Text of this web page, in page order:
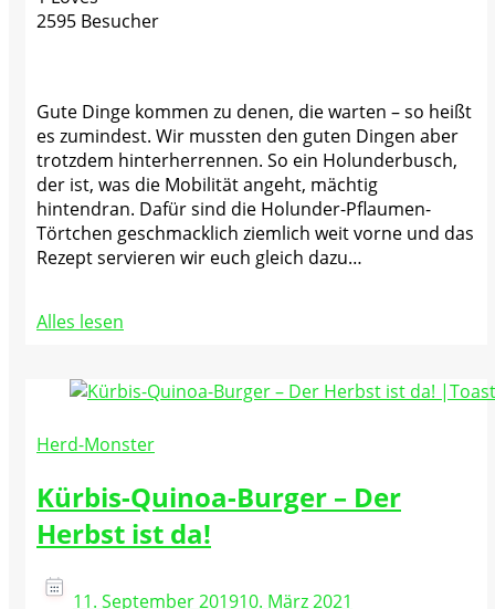
2595 Besucher
Gute Dinge kommen zu denen, die warten – so heißt
es zumindest. Wir mussten den guten Dingen aber
trotzdem hinterherrennen. So ein Holunderbusch,
der ist, was die Mobilität angeht, mächtig
hintendran. Dafür sind die Holunder-Pflaumen-
Törtchen geschmacklich ziemlich weit vorne und das
Rezept servieren wir euch gleich dazu…
Alles lesen
Herd-Monster
Kürbis-Quinoa-Burger – Der
Herbst ist da!
11. September 201910. März 2021